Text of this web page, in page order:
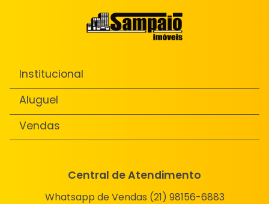
Institucional
Aluguel
Vendas
Central de Atendimento
Whatsapp de Vendas (21) 98156-6883